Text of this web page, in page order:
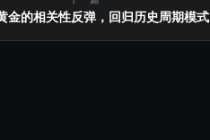
金的相关性反弹，回归历史周期模式